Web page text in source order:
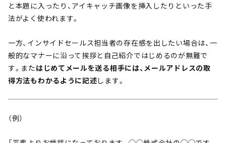
と本題に入ったり、アイキャッチ画像を挿入したりといった手
法がよく使われます。
一方、インサイドセールス担当者の存在感を出したい場合は、一
般的なマナーに沿って挨拶と自己紹介ではじめるのが無難で
す。またはじめてメールを送る相手には、メールアドレスの取
得方法もわかるように記述します。
（例）